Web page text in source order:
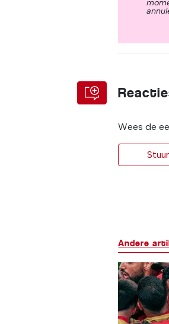
Wees de
Andere